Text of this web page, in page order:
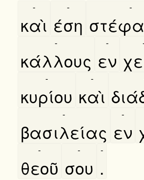
καὶ
-
έση
- -
κάλλους
-
εν
-
κυρίου
-
καὶ
-
βασιλείας
-
εν
-
θεοῦ
-
σου
-
.
-